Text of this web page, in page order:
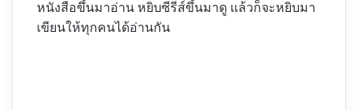
หนังสือขึ้นมาอ่าน หยิบซีรีส์ขึ้นมาดู แล้วก็จะหยิบมา
เขียนให้ทุกคนได้อ่านกัน